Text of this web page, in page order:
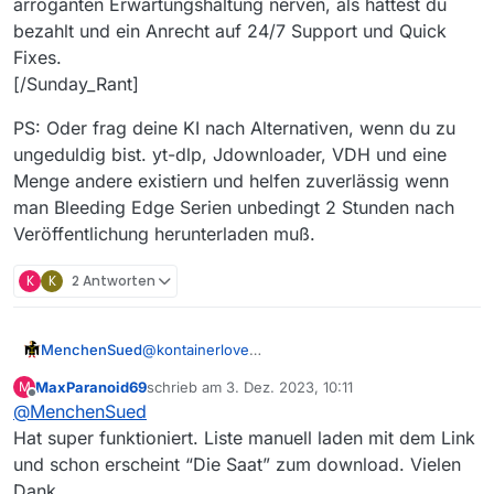
bezahlt und ein Anrecht auf 24/7 Support und Quick
Fixes.
[/Sunday_Rant]
PS: Oder frag deine KI nach Alternativen, wenn du zu
ungeduldig bist. yt-dlp, Jdownloader, VDH und eine
Menge andere existiern und helfen zuverlässig wenn
man Bleeding Edge Serien unbedingt 2 Stunden nach
Veröffentlichung herunterladen muß.
K K 2 Antworten
MenchenSued@kontainerlove
die Liste von gestern lädst.
Die URL ist
https://archiv.mediathekview.de/2023/
12/2023-12-01-filme.xz
Später solltest Du dieses Feld wieder leeren
und ggf. den Knopf wie vorher auf “Die
Filmliste automatisch laden” setzen, damit
Es kann aber auch sein, dass die Filme in Kürze
M
Offline
MaxParanoid69schrieb am 3. Dez. 2023, 10:11
zuletzt editiert von
@MenchenSued
Hat super funktioniert. Liste manuell laden mit dem Link
und schon erscheint “Die Saat” zum download. Vielen